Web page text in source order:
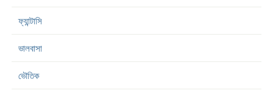
ফ্যান্টাসি
ভালবাসা
ভৌতিক